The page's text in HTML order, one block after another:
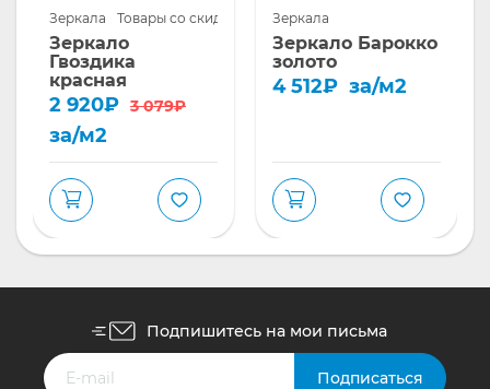
Зеркала Товары со скидкой
Зеркало
Гвоздика
красная
3 079₽
Первоначальная
цена
составляла
3
079₽.
2 920₽
Текущая
цена:
2
920₽.
за/м2
Зеркала
Зеркало Барокко
золото
4 512₽ за/м2
Подпишитесь на мои письма